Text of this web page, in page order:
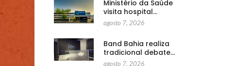
Ministério da Saúde
visita hospital…
agosto 7, 2026
Band Bahia realiza
tradicional debate…
agosto 7, 2026